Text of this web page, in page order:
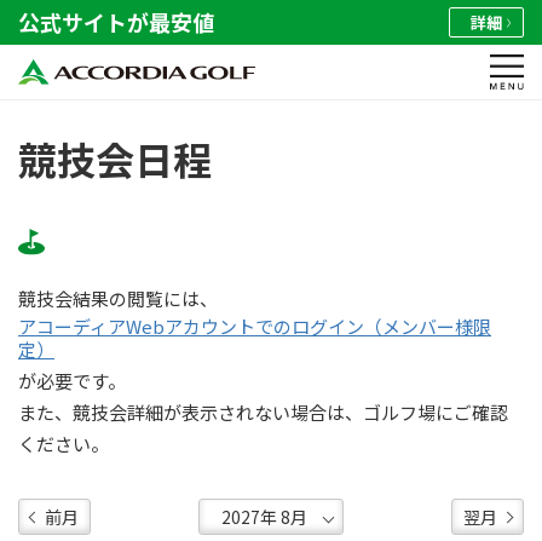
公式サイトが最安値 詳細
競技会日程
競技会結果の閲覧には、
アコーディアWebアカウントでのログイン（メンバー様限
定）
が必要です。
また、競技会詳細が表示されない場合は、ゴルフ場にご確認
ください。
前月 翌月